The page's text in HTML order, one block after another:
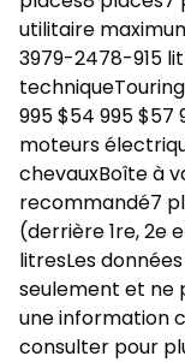
utilitaire
3979-2478-915
995 $54 995 $57
moteurs
chevauxBoîte à
recommandé7
(derrière 1re, 2e
litresLes
seulement et ne
une information
consulter pour